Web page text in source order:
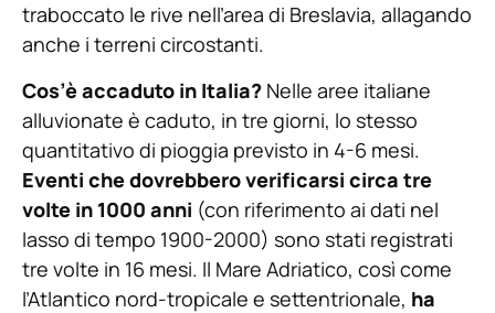
traboccato le rive nell’area di Breslavia, allagando
anche i terreni circostanti.
Cos’è accaduto in Italia? Nelle aree italiane
alluvionate è caduto, in tre giorni, lo stesso
quantitativo di pioggia previsto in 4-6 mesi.
Eventi che dovrebbero verificarsi circa tre
volte in 1000 anni (con riferimento ai dati nel
lasso di tempo 1900-2000) sono stati registrati
tre volte in 16 mesi. Il Mare Adriatico, così come
l’Atlantico nord-tropicale e settentrionale, ha